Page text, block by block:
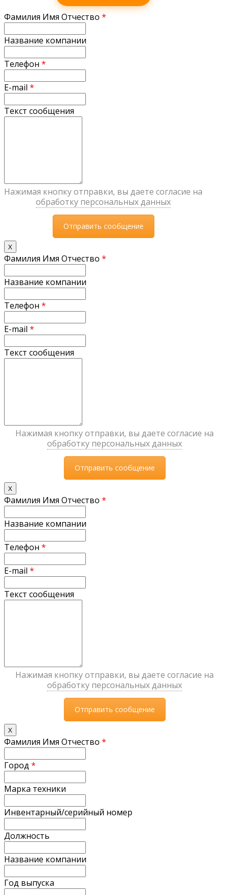
Фамилия Имя Отчество *
Название компании
Телефон *
E-mail *
Текст сообщения
Нажимая кнопку отправки, вы даете согласие на
обработку персональных данных
X
Фамилия Имя Отчество *
Название компании
Телефон *
E-mail *
Текст сообщения
Нажимая кнопку отправки, вы даете согласие на
обработку персональных данных
X
Фамилия Имя Отчество *
Название компании
Телефон *
E-mail *
Текст сообщения
Нажимая кнопку отправки, вы даете согласие на
обработку персональных данных
X
Фамилия Имя Отчество *
Город *
Марка техники
Инвентарный/серийный номер
Должность
Название компании
Год выпуска